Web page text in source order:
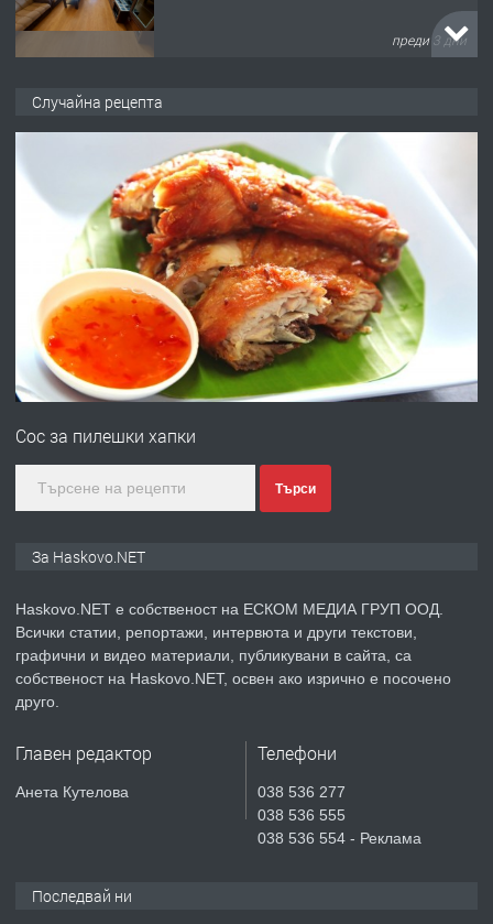
преди 3 дни
АПАРТАМЕНТ В ЦЕНТЪРА НА ГР.
ХАСКОВО
ПРЕДЛАГА Давам гараж под наем
преди 4 дни
ПРЕДЛАГА
№4120 Магазин/Офис под наем в кв.
градската градина!
преди 5 дни
ПРЕДЛАГА
Продавам парцел в гр. Хасково кв.
СГЛОБЯВАНЕ НА МЕБЕЛИ.
Случайна рецепта
Сос за пилешки хапки
Търси
За Haskovo.NET
Haskovo.NET е собственост на ЕСКОМ МЕДИА ГРУП ООД.
Всички статии, репортажи, интервюта и други текстови,
графични и видео материали, публикувани в сайта, са
собственост на Haskovo.NET, освен ако изрично е посочено
друго.
Главен редактор
Анета Кутелова
Телефони
038 536 277
038 536 555
038 536 554 - Реклама
Последвай ни